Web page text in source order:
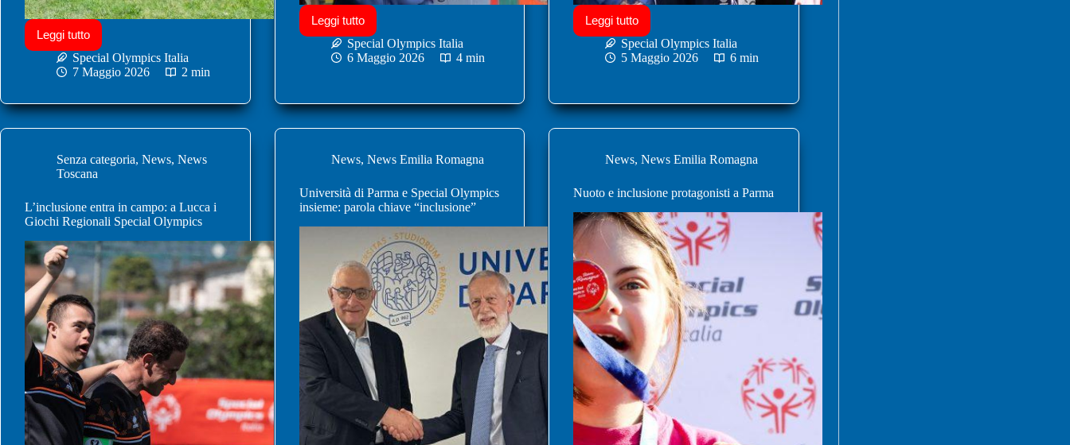
Leggi tutto
Special Olympics Italia
7 Maggio 2026
2 min
Leggi tutto
Special Olympics Italia
6 Maggio 2026
4 min
Leggi tutto
Special Olympics Italia
5 Maggio 2026
6 min
Senza categoria, News, News
Toscana
L’inclusione entra in campo: a Lucca i
Giochi Regionali Special Olympics
News, News Emilia Romagna
Università di Parma e Special Olympics
insieme: parola chiave “inclusione”
News,News Emilia Romagna
Nuoto e inclusione protagonisti a Parma